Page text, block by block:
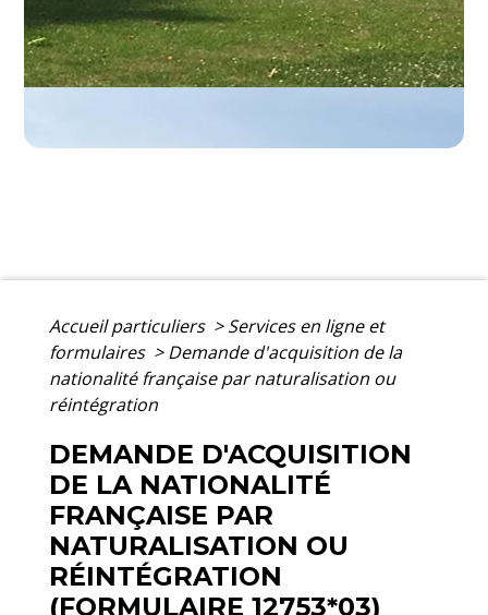
Accueil particuliers > Services en ligne et
formulaires > Demande d'acquisition de la
nationalité française par naturalisation ou
réintégration
DEMANDE D'ACQUISITION
DE LA NATIONALITÉ
FRANÇAISE PAR
NATURALISATION OU
RÉINTÉGRATION
(FORMULAIRE 12753*03)